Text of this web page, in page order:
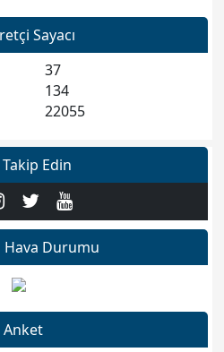
Edin
Hava Durumu
Anket
Sayacı
37
134
22055